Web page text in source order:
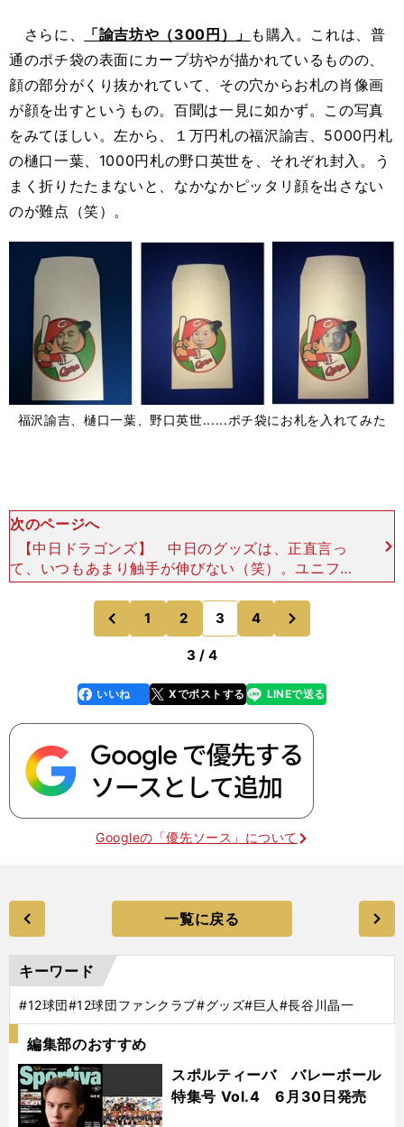
さらに、 「諭吉坊や（300円）」 も購入。これは、普
通のポチ袋の表面にカープ坊やが描かれているものの、
顔の部分がくり抜かれていて、その穴からお札の肖像画
が顔を出すというもの。百聞は一見に如かず。この写真
をみてほしい。左から、１万円札の福沢諭吉、5000円札
の樋口一葉、1000円札の野口英世を、それぞれ封入。う
まく折りたたまないと、なかなかピッタリ顔を出さない
のが難点（笑）。
福沢諭吉、樋口一葉、野口英世......ポチ袋にお札を入れてみた
次のページへ
【中日ドラゴンズ】 中日のグッズは、正直言っ
て、いつもあまり触手が伸びない（笑）。ユニフォ
ームやバッグ、応援グッズなど、アイテム自体に意
外性のあるものもないし、デザインも旧態依然とし
たものばかり。
前
のページへ
1 2 3 4
のページへ
3 / 4
faceboo
k
いいね Xでポストする
line LINEで送る
Googleの「優先ソース」について
一覧に戻る
キーワード
#12球団#12球団ファンクラブ#グッズ#巨人 #長谷川晶一
編集部のおすすめ
スポルティーバ バレーボール
特集号 Vol.4 6月30日発売